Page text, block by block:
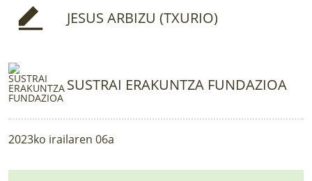
LURRAREN AGENDA
JESUS ARBIZU (TXURIO)
SUSTRAI ERAKUNTZA FUNDAZIOA
2023ko irailaren 06a